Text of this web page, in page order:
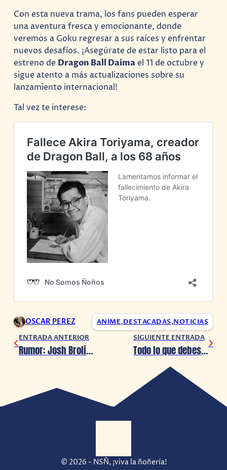
Con esta nueva trama, los fans pueden esperar
una aventura fresca y emocionante, donde
veremos a Goku regresar a sus raíces y enfrentar
nuevos desafíos. ¡Asegúrate de estar listo para el
estreno de Dragon Ball Daimael 11 de octubre y
sigue atento a más actualizaciones sobre su
lanzamiento internacional!
Tal vez te interese:
OSCAR PEREZ ANIME,DESTACADAS,NOTICIAS
ENTRADA ANTERIOR
Rumor: Josh Brolin será Hal JordanenLanterns
SIGUIENTE ENTRADA
Todo lo que debes saber de «La Sustancia»
© 2026 - NSÑ, ¡viva la ñoñería!